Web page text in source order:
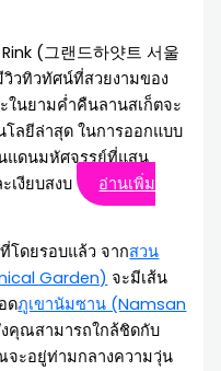
(그랜드하얏트 서울
วทิวทัศน์ที่สวยงามของ
นยามค่ำคืนลานสเก็ตจะ
โลยีล่าสุด ในการออกแบบ
นแดนมหัศจรรย์ที่แสน
เงียบสงบ
อ่านเพิ่ม
โดยรอบแล้ว จากสวน
Garden) จะมีเส้น
ดภูเขานัมซาน (Namsan
คุณสามารถใกล้ชิดกับ
จะอยู่ท่ามกลางความวุ่น